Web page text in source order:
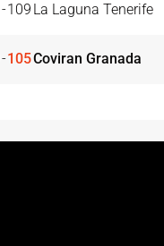
-109 La Laguna Tenerife
-105Coviran Granada